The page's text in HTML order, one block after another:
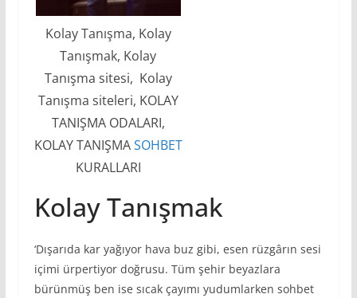
Kolay Tanışma, Kolay
Tanışmak, Kolay
Tanışma sitesi, Kolay
Tanışma siteleri, KOLAY
TANIŞMA ODALARI,
KOLAY TANIŞMASOHBET
KURALLARI
Kolay Tanışmak
‘Dışarıda kar yağıyor hava buz gibi, esen rüzgârın sesi
içimi ürpertiyor doğrusu. Tüm şehir beyazlara
bürünmüş ben ise sıcak çayımı yudumlarken sohbet